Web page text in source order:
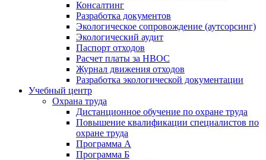
Консалтинг
Разработка документов
Экологическое сопровождение (аутсорсинг)
Экологический аудит
Паспорт отходов
Расчет платы за НВОС
Журнал движения отходов
Разработка экологической документации
Учебный центр
Охрана труда
Дистанционное обучение по охране труда
Повышение квалификации специалистов по
охране труда
Программа А
Программа Б